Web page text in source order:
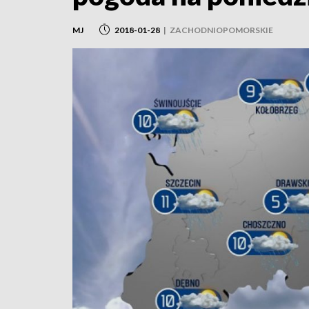
MJ 2018-01-28 | ZACHODNIOPOMORSKIE